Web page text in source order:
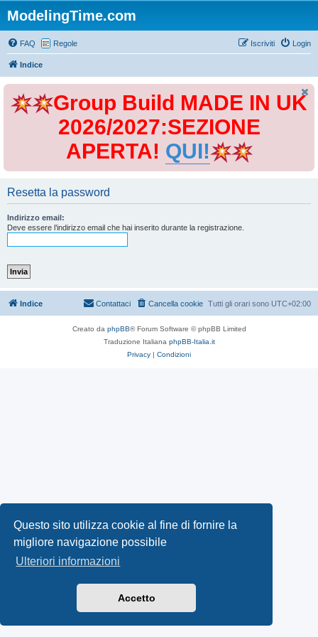
Questo sito utilizza cookie al fine di fornire la
migliore navigazione possibile
Ulteriori informazioni
Accetto
ModelingTime.com
FAQ Regole Login
Iscriviti
Indice
Group Build MADE IN UK
2026/2027:SEZIONE
APERTA! QUI!
Resetta la password
Indirizzo email:
Deve essere l’indirizzo email che hai inserito durante la registrazione.
Indice Tutti gli orari sono UTC+02:00
Cancella cookie
Contattaci
Creato da phpBB® Forum Software © phpBB Limited
Traduzione Italiana phpBB-Italia.it
Privacy | Condizioni